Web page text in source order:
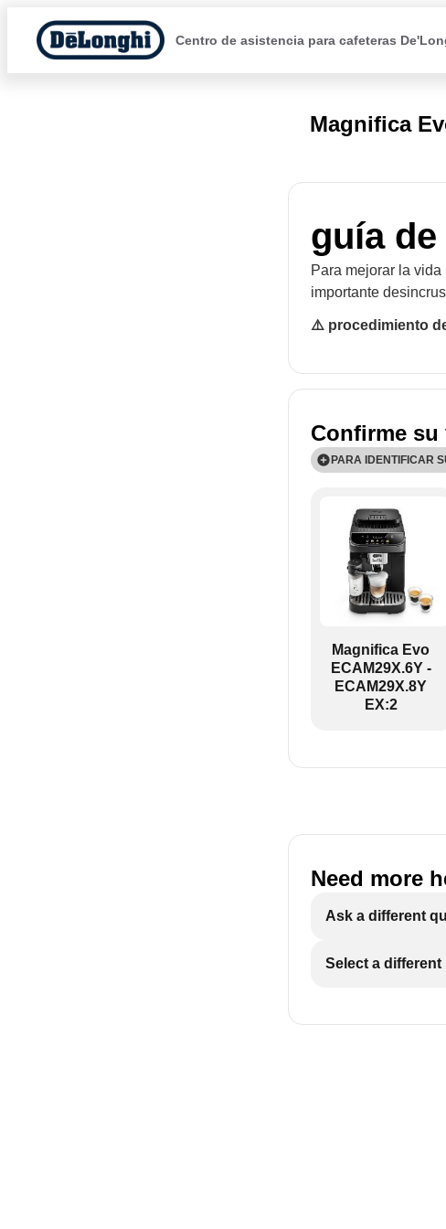
Centro de asistencia para cafeteras
Magnifica
guía
Para mejorar la
importante
⚠️ procedimiento
Confirme su
PARA IDENTIFICAR
ECAM29X.6Y-
Magnifica Evo
ECAM29X.6Y -
ECAM29X.8Y
EX:2
Need more
Ask a different
Select a